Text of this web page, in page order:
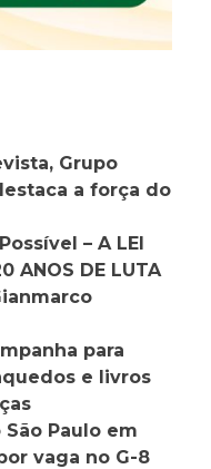
Grupo
a força do
– A LEI
ANOS DE LUTA
para
e livros
Paulo em
vaga no G-8